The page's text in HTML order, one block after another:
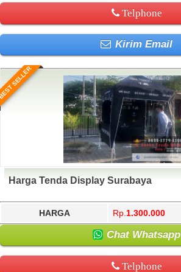
Telphone
Kirim Email
SELLER
Harga Tenda Display Surabaya
HARGA Rp. 1.300.000
Chat Whatsapp
Telphone